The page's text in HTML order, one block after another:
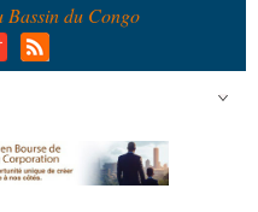
Bassin du Congo